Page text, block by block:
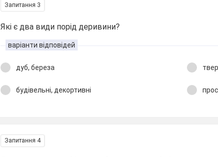
Запитання 3
Які є два види порід деривини?
варіанти відповідей
дуб, береза
будівельні, декортивні
Запитання 4